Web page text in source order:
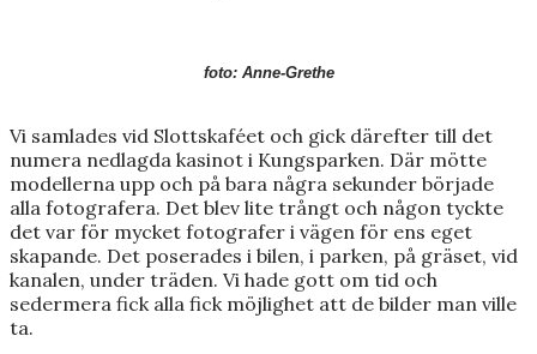
foto: Anne-Grethe
Vi samlades vid Slottskaféet och gick därefter till det
numera nedlagda kasinot i Kungsparken. Där mötte
modellerna upp och på bara några sekunder började
alla fotografera. Det blev lite trångt och någon tyckte
det var för mycket fotografer i vägen för ens eget
skapande. Det poserades i bilen, i parken, på gräset, vid
kanalen, under träden. Vi hade gott om tid och
sedermera fick alla fick möjlighet att de bilder man ville
ta.